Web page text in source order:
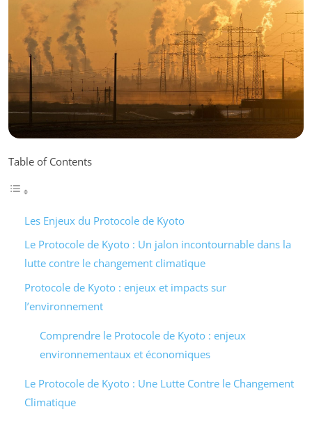
Table of Contents
Les Enjeux du Protocole de Kyoto
Le Protocole de Kyoto : Un jalon incontournable dans la
lutte contre le changement climatique
Protocole de Kyoto : enjeux et impacts sur
l’environnement
Comprendre le Protocole de Kyoto : enjeux
environnementaux et économiques
Le Protocole de Kyoto : Une Lutte Contre le Changement
Climatique